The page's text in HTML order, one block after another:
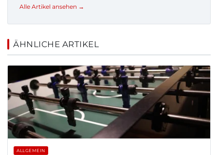
Alle Artikel ansehen →
ÄHNLICHE ARTIKEL
ALLGEMEIN